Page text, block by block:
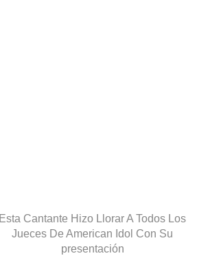
Esta Cantante Hizo Llorar A Todos Los
Jueces De American Idol Con Su
presentación